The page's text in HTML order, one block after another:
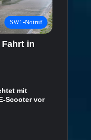
SW1-Notruf
in
mit
Scooter vor